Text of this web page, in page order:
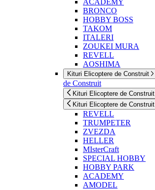
ACADEMY
BRONCO
HOBBY BOSS
TAKOM
ITALERI
ZOUKEI MURA
REVELL
AOSHIMA
Kituri Elicoptere de Construit
de Construit
Kituri Elicoptere de Construit
Kituri Elicoptere de Construit
REVELL
TRUMPETER
ZVEZDA
HELLER
MIsterCraft
SPECIAL HOBBY
HOBBY PARK
ACADEMY
AMODEL